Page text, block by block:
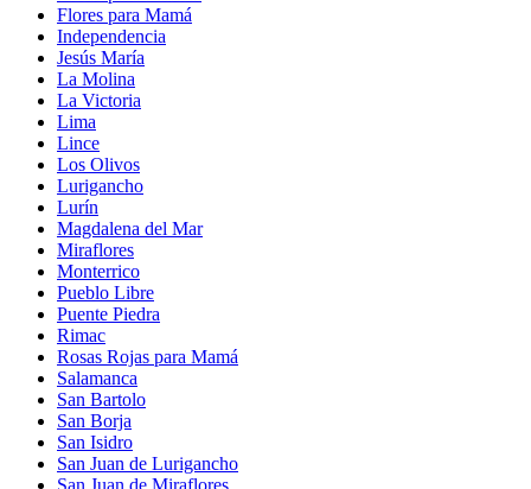
Flores para Mamá
Independencia
Jesús María
La Molina
La Victoria
Lima
Lince
Los Olivos
Lurigancho
Lurín
Magdalena del Mar
Miraflores
Monterrico
Pueblo Libre
Puente Piedra
Rimac
Rosas Rojas para Mamá
Salamanca
San Bartolo
San Borja
San Isidro
San Juan de Lurigancho